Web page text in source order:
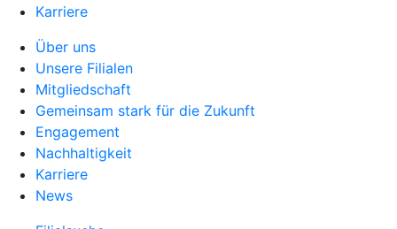
Karriere
Über uns
Unsere Filialen
Mitgliedschaft
Gemeinsam stark für die Zukunft
Engagement
Nachhaltigkeit
Karriere
News